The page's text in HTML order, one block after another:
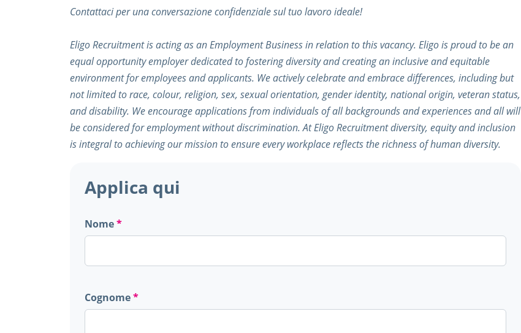
Contattaci per una conversazione confidenziale sul tuo lavoro ideale!
Eligo Recruitment is acting as an Employment Business in relation to this vacancy. Eligo is proud to be an
equal opportunity employer dedicated to fostering diversity and creating an inclusive and equitable
environment for employees and applicants. We actively celebrate and embrace differences, including but
not limited to race, colour, religion, sex, sexual orientation, gender identity, national origin, veteran status,
and disability. We encourage applications from individuals of all backgrounds and experiences and all will
be considered for employment without discrimination. At Eligo Recruitment diversity, equity and inclusion
is integral to achieving our mission to ensure every workplace reflects the richness of human diversity.
Applica qui
Nome
Cognome